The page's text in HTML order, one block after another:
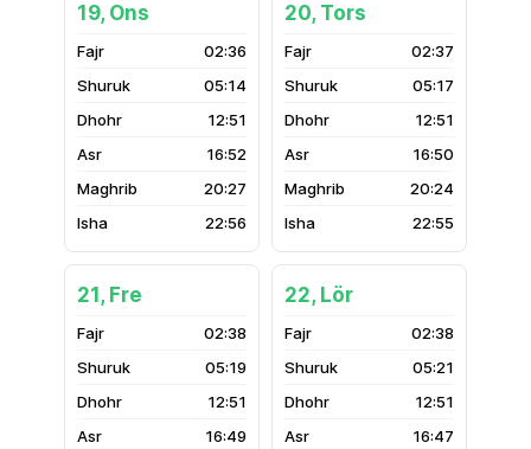
19, Ons
02:36
05:14
12:51
16:52
20:27
22:56
20, Tors
02:37
05:17
12:51
16:50
20:24
22:55
21, Fre
02:38
05:19
12:51
16:49
22, Lör
02:38
05:21
12:51
16:47